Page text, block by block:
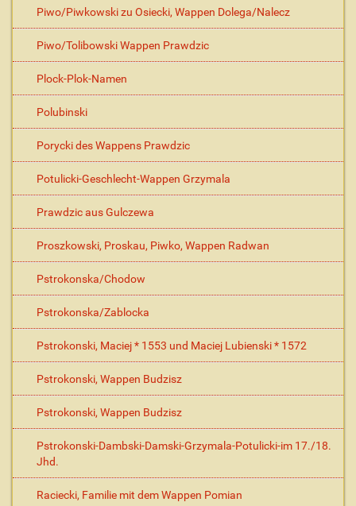
Piwo/Piwkowski zu Osiecki, Wappen Dolega/Nalecz
Piwo/Tolibowski Wappen Prawdzic
Plock-Plok-Namen
Polubinski
Porycki des Wappens Prawdzic
Potulicki-Geschlecht-Wappen Grzymala
Prawdzic aus Gulczewa
Proszkowski, Proskau, Piwko, Wappen Radwan
Pstrokonska/Chodow
Pstrokonska/Zablocka
Pstrokonski, Maciej * 1553 und Maciej Lubienski * 1572
Pstrokonski, Wappen Budzisz
Pstrokonski, Wappen Budzisz
Pstrokonski-Dambski-Damski-Grzymala-Potulicki-im 17./18.
Jhd.
Raciecki, Familie mit dem Wappen Pomian